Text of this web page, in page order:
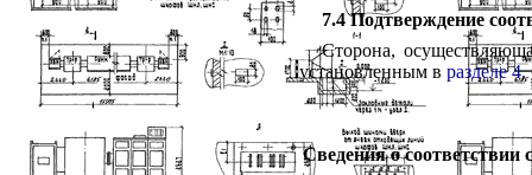
7.4 Подтверждение
Сторона,
установленным в разделе4.
Сведения о